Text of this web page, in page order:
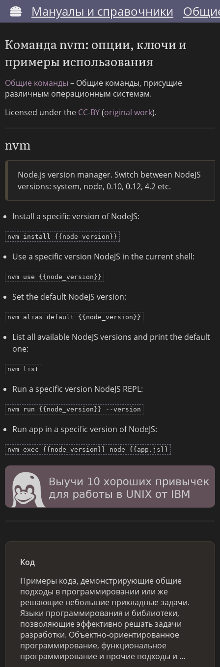
Мануалы и справочники
Команда nvm: опции, ключи и
примеры использования
Общие команды – Общие команды, присущие
различным операционным системам.
Licensed under the CC-BY(original work).
nvm
Node.js version manager. Switch between NodeJS
versions: system, node, 0.10, 0.12, 4.2 etc.
Install a specific version of NodeJS:
nvm install {{node_version}}
Use a specific version NodeJS in the current shell:
nvm use {{node_version}}
Set the default NodeJS version:
nvm alias default {{node_version}}
List all available NodeJS versions and print the default
one:
nvm list
Run a specific version NodeJS REPL:
nvm run {{node_version}} --version
Run app in a specific version of NodeJS:
nvm exec {{node_version}} node {{app.js}}
Код
Примеры кода, демонстрирующие общие
подходы в программировании или же
решающие небольшие прикладные задачи.
Языки программирования и библиотеки,
позволяющие эффективно решать задачи
разработки. Объектно-ориентированное
программирование, функциональное
программирование и прочие подходы и …